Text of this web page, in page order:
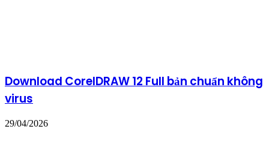
Download CorelDRAW 12 Full bản chuẩn không
virus
29/04/2026